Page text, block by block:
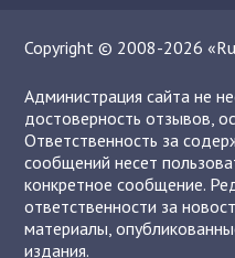
Copyright © 2008-2026
Администрация сайта не
достоверность отзывов,
Ответственность за
сообщений несет
конкретное сообщение.
ответственности за
материалы,
издания.